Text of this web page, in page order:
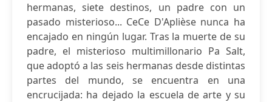
hermanas, siete destinos, un padre con un
pasado misterioso... CeCe D'Aplièse nunca ha
encajado en ningún lugar. Tras la muerte de su
padre, el misterioso multimillonario Pa Salt,
que adoptó a las seis hermanas desde distintas
partes del mundo, se encuentra en una
encrucijada: ha dejado la escuela de arte y su